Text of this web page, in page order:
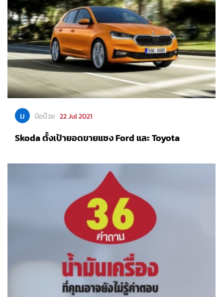
ม มือบ๊วย 22 Jul 2021
Skoda ตั้งเป้ายอดขายแซง Ford และ Toyota